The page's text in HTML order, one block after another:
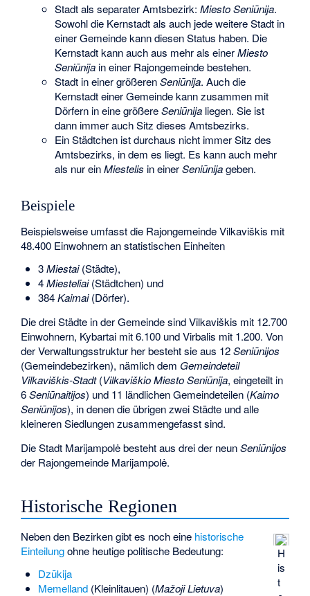
Stadt als separater Amtsbezirk:Miesto Seniūnija.
Sowohl die Kernstadt als auch jede weitere Stadt in
einer Gemeinde kann diesen Status haben. Die
Kernstadt kann auch aus mehr als einerMiesto
Seniūnija in einer Rajongemeinde bestehen.
Stadt in einer größerenSeniūnija. Auch die
Kernstadt einer Gemeinde kann zusammen mit
Dörfern in eine größereSeniūnija liegen. Sie ist
dann immer auch Sitz dieses Amtsbezirks.
Ein Städtchen ist durchaus nicht immer Sitz des
Amtsbezirks, in dem es liegt. Es kann auch mehr
als nur einMiestelis in einerSeniūnijageben.
Beispiele
Beispielsweise umfasst die Rajongemeinde Vilkaviškis mit
48.400 Einwohnern an statistischen Einheiten
3Miestai(Städte),
4Miesteliai(Städtchen) und
384Kaimai(Dörfer).
Die drei Städte in der Gemeinde sind Vilkaviškis mit 12.700
Einwohnern, Kybartai mit 6.100 und Virbalis mit 1.200. Von
der Verwaltungsstruktur her besteht sie aus 12Seniūnijos
(Gemeindebezirken), nämlich dem Gemeindeteil
Vilkaviškis-Stadt(Vilkaviškio Miesto Seniūnija, eingeteilt in
6Seniūnaitijos) und 11 ländlichen Gemeindeteilen (Kaimo
Seniūnijos), in denen die übrigen zwei Städte und alle
kleineren Siedlungen zusammengefasst sind.
Die Stadt Marijampolė besteht aus drei der neunSeniūnijos
der Rajongemeinde Marijampolė.
Historische Regionen
H
is
t
Neben den Bezirken gibt es noch eine historische
Einteilungohne heutige politische Bedeutung:
Dzūkija
Memelland(Kleinlitauen) (Mažoji Lietuva)